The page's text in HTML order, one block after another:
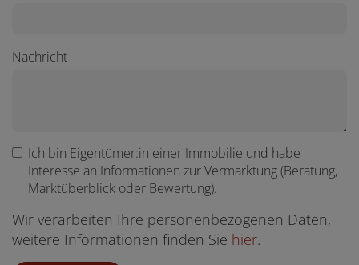
Nachricht
Ich bin Eigentümer:in einer Immobilie und habe
Interesse an Informationen zur Vermarktung (Beratung,
Marktüberblick oder Bewertung).
Wir verarbeiten Ihre personenbezogenen Daten,
weitere Informationen finden Sie hier.